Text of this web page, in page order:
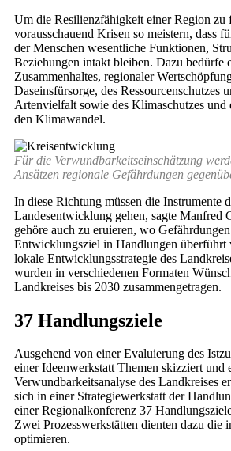
Um die Resilienzfähigkeit einer Region zu
vorausschauend Krisen so meistern, dass
der Menschen wesentliche Funktionen,
Beziehungen intakt bleiben. Dazu bedürfe
Zusammenhaltes, regionaler
Daseinsfürsorge, des Ressourcenschutzes
Artenvielfalt sowie des Klimaschutzes und
den Klimawandel.
Für die Verwundbarkeitseinschätzung
Ansätzen regionale Gefährdungen
In diese Richtung müssen die Instrumente
Landesentwicklung gehen, sagte Manfred
gehöre auch zu eruieren, wo
Entwicklungsziel in Handlungen überführt
lokale Entwicklungsstrategie des
wurden in verschiedenen Formaten
Landkreises bis 2030 zusammengetragen.
37 Handlungsziele
Ausgehend von einer Evaluierung des
einer Ideenwerkstatt Themen skizziert und
Verwundbarkeitsanalyse des Landkreises
sich in einer Strategiewerkstatt der
einer Regionalkonferenz 37
Zwei Prozesswerkstätten dienten dazu die
optimieren.